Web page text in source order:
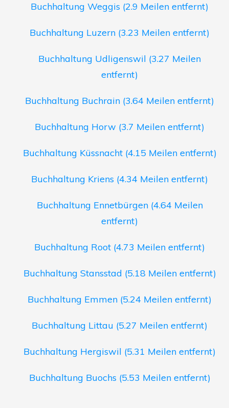
Buchhaltung Weggis (2.9 Meilen entfernt)
Buchhaltung Luzern (3.23 Meilen entfernt)
Buchhaltung Udligenswil (3.27 Meilen
entfernt)
Buchhaltung Buchrain (3.64 Meilen entfernt)
Buchhaltung Horw (3.7 Meilen entfernt)
Buchhaltung Küssnacht (4.15 Meilen entfernt)
Buchhaltung Kriens (4.34 Meilen entfernt)
Buchhaltung Ennetbürgen (4.64 Meilen
entfernt)
Buchhaltung Root (4.73 Meilen entfernt)
Buchhaltung Stansstad (5.18 Meilen entfernt)
Buchhaltung Emmen (5.24 Meilen entfernt)
Buchhaltung Littau (5.27 Meilen entfernt)
Buchhaltung Hergiswil (5.31 Meilen entfernt)
Buchhaltung Buochs (5.53 Meilen entfernt)